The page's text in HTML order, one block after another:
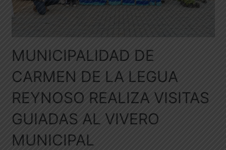
MUNICIPALIDAD DE
CARMEN DE LA LEGUA
REYNOSO REALIZA VISITAS
GUIADAS AL VIVERO
MUNICIPAL